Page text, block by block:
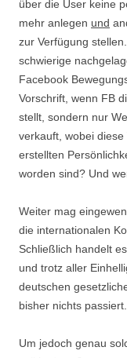
über die User keine
mehr anlegen und
zur Verfügung
schwierige
Facebook
Vorschrift, wenn FB
stellt, sondern nur
verkauft, wobei
erstellten
worden sind? Und
Weiter mag
die internationalen
Schließlich handelt
und trotz aller
deutschen
bisher nichts passiert.
Um jedoch genau